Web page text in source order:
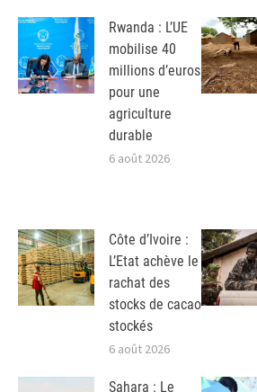
Rwanda : L’UE
mobilise 40
millions d’euros
pour une
agriculture
durable
6 août 2026
Côte d’Ivoire :
L’Etat achève le
rachat des
stocks de cacao
stockés
6 août 2026
Sahara : Le